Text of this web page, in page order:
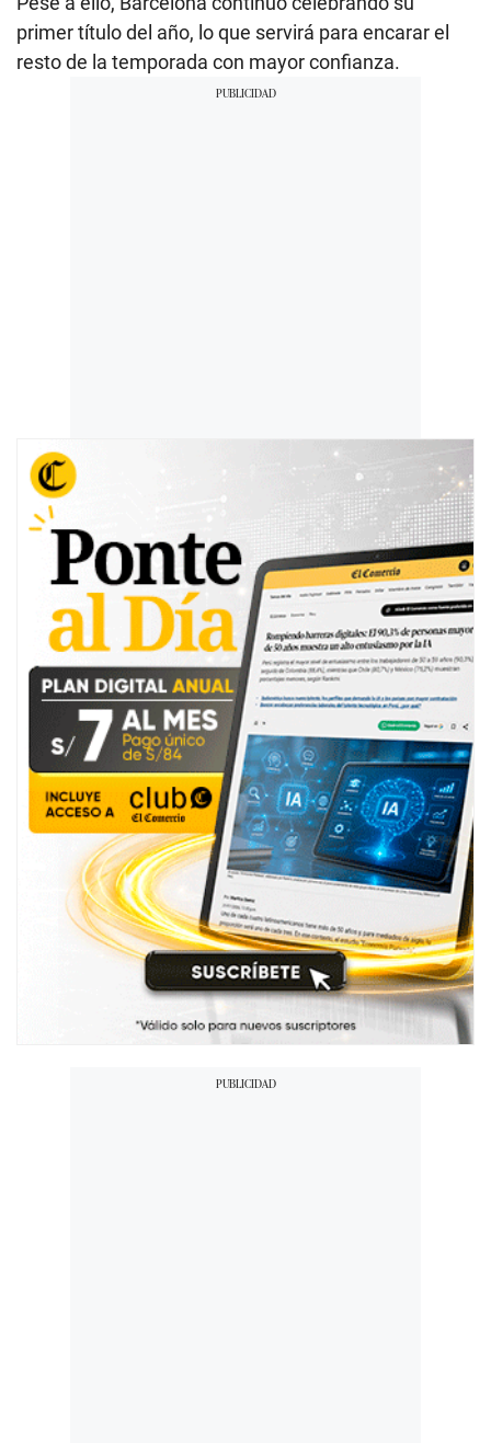
primer título del año, lo que servirá para encarar el
resto de la temporada con mayor confianza.